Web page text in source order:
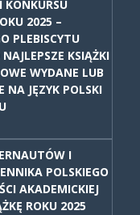
KONKURSU
2025 –
PLEBISCYTU
KSIĄŻKI
WYDANE LUB
NA JĘZYK POLSKI
I
POLSKIEGO
AKADEMICKIEJ
ROKU 2025